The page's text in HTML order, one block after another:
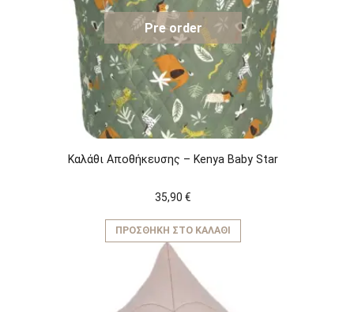
Pre order
Καλάθι Αποθήκευσης – Kenya Baby Star
35,90 €
ΠΡΟΣΘΉΚΗ ΣΤΟ ΚΑΛΆΘΙ